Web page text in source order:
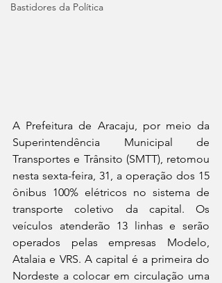
Bastidores da Política
A Prefeitura de Aracaju, por meio da
Superintendência Municipal de
Transportes e Trânsito (SMTT), retomou
nesta sexta-feira, 31, a operação dos 15
ônibus 100% elétricos no sistema de
transporte coletivo da capital. Os
veículos atenderão 13 linhas e serão
operados pelas empresas Modelo,
Atalaia e VRS. A capital é a primeira do
Nordeste a colocar em circulação uma